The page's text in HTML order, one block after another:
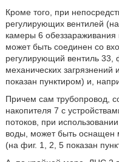
Кроме того, при
регулирующих вентилей
камеры 6
может быть соединен со
регулирующий вентиль 33,
механических загрязнений
показан пунктиром) и,
Причем сам трубопровод,
накопителя 7 с
потоков, при
воды, может быть оснащен
(на фиг. 1, 2, 5 показан